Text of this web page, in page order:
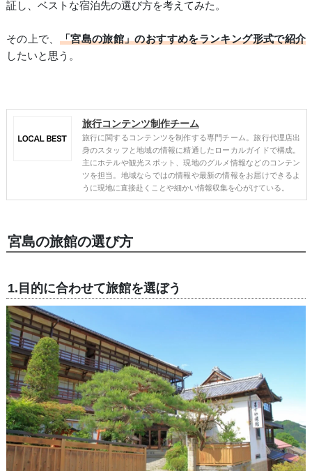
証し、ベストな宿泊先の選び方を考えてみた。
その上で、 「宮島の旅館」のおすすめをランキング形式で紹介
したいと思う。
旅行コンテンツ制作チーム
旅行に関するコンテンツを制作する専門チーム。旅行代理店出
身のスタッフと地域の情報に精通したローカルガイドで構成。
主にホテルや観光スポット、現地のグルメ情報などのコンテン
ツを担当。地域ならではの情報や最新の情報をお届けできるよ
うに現地に直接赴くことや細かい情報収集を心がけている。
宮島の旅館の選び方
1.目的に合わせて旅館を選ぼう